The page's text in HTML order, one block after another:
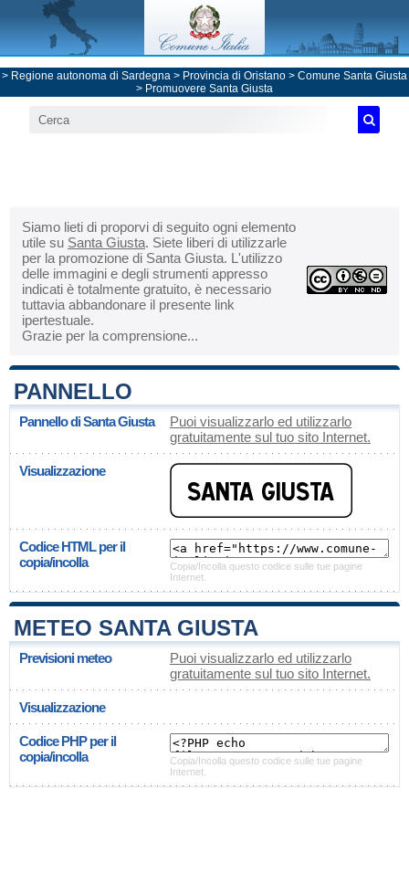
> Regione autonoma di Sardegna > Provincia di Oristano > Comune Santa Giusta
> Promuovere Santa Giusta
Siamo lieti di proporvi di seguito ogni elemento
utile su Santa Giusta. Siete liberi di utilizzarle
per la promozione di Santa Giusta. L'utilizzo
delle immagini e degli strumenti appresso
indicati è totalmente gratuito, è necessario
tuttavia abbandonare il presente link
ipertestuale.
Grazie per la comprensione...
PANNELLO
Pannello di Santa Giusta
Puoi visualizzarlo ed utilizzarlo
gratuitamente sul tuo sito Internet.
Visualizzazione
Codice HTML per il
copia/incolla
Copia/Incolla questo codice sulle tue pagine
Internet.
METEO SANTA GIUSTA
Previsioni meteo
Puoi visualizzarlo ed utilizzarlo
gratuitamente sul tuo sito Internet.
Visualizzazione
Codice PHP per il
copia/incolla
Copia/Incolla questo codice sulle tue pagine
Internet.